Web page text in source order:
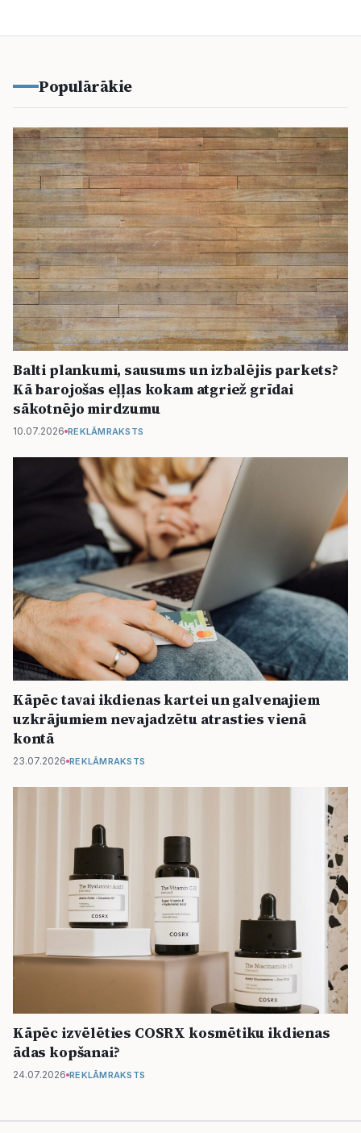
Populārākie
Balti plankumi, sausums un izbalējis parkets?
Kā barojošas eļļas kokam atgriež grīdai
sākotnējo mirdzumu
10.07.2026 REKLĀMRAKSTS
Kāpēc tavai ikdienas kartei un galvenajiem
uzkrājumiem nevajadzētu atrasties vienā
kontā
23.07.2026 REKLĀMRAKSTS
Kāpēc izvēlēties COSRX kosmētiku ikdienas
ādas kopšanai?
24.07.2026 REKLĀMRAKSTS